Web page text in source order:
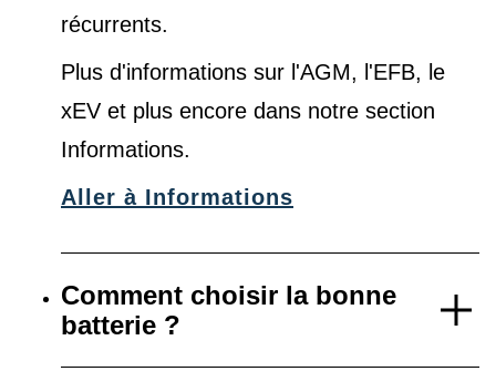
récurrents.
Plus d'informations sur l'AGM, l'EFB, le
xEV et plus encore dans notre section
Informations.
Aller à Informations
Comment choisir la bonne
batterie ?